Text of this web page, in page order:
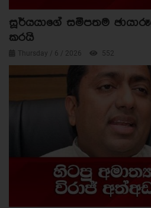
සූර්යයාගේ සමීපතම
කරයි
Thursday / 6 / 2026 552